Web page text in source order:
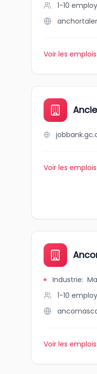
1-10
Voir les
Voir les
Industrie:
1-10
Voir les